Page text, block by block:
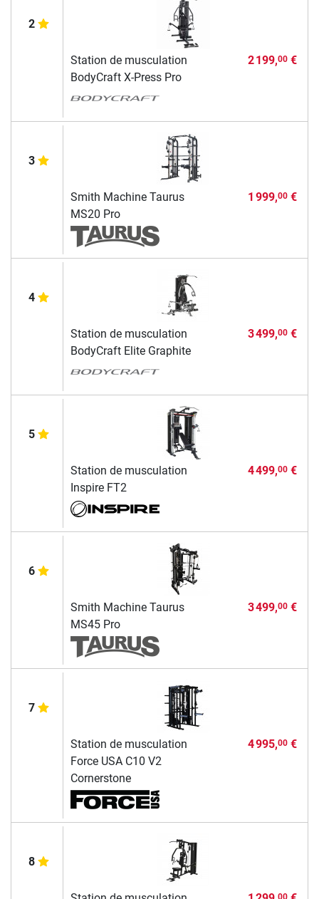
2
Station de musculation
BodyCraft X-Press Pro
2 199,00€
3
Smith Machine Taurus
MS20 Pro
1 999,00€
4
Station de musculation
BodyCraft Elite Graphite
3 499,00€
5
Station de musculation
Inspire FT2
4 499,00€
6
Smith Machine Taurus
MS45 Pro
3 499,00€
7
Station de musculation
Force USA C10 V2
Cornerstone
4 995,00€
8
00